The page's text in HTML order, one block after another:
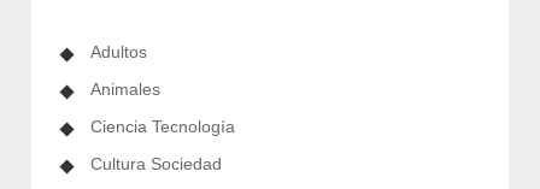
Adultos
Animales
Ciencia Tecnología
Cultura Sociedad